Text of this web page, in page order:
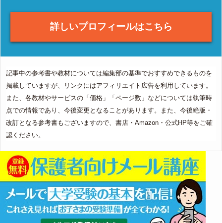
詳しいプロフィールはこちら
記事中の参考書や教材については編集部の基準でおすすめできるものを
掲載していますが、リンクにはアフィリエイト広告を利用しています。
また、各教材やサービスの「価格」「ページ数」などについては執筆時
点での情報であり、今後変更となることがあります。また、今後絶版・
改訂となる参考書もございますので、書店・Amazon・公式HP等をご確
認ください。